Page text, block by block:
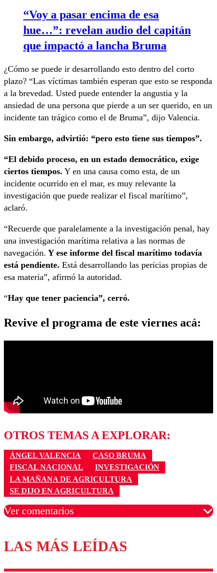
“Voy a pasar encima de esa
hue…”: revelan audio del capitán
que impactó a lancha Bruma
¿Cómo se puede ir desarrollando esto dentro del corto
plazo? “Las víctimas también esperan que esto se responda
a la brevedad. Usted puede entender la angustia y la
ansiedad de una persona que pierde a un ser querido, en un
incidente tan trágico como el de Bruma”, dijo Valencia.
Sin embargo, advirtió: “pero esto tiene sus tiempos”.
“El debido proceso, en un estado democrático, exige
ciertos tiempos. Y en una causa como esta, de un
incidente ocurrido en el mar, es muy relevante la
investigación que puede realizar el fiscal marítimo”,
aclaró.
“Recuerde que paralelamente a la investigación penal, hay
una investigación marítima relativa a las normas de
navegación. Y ese informe del fiscal marítimo todavía
está pendiente. Está desarrollando las pericias propias de
esa materia”, afirmó la autoridad.
“Hay que tener paciencia”, cerró.
Revive el programa de este viernes acá:
OTROS TEMAS A EXPLORAR:
ÁNGEL VALENCIA
CASO BRUMA
FISCAL NACIONAL
INVESTIGACIÓN
LA MAÑANA DE AGRICULTURA
SE DIJO EN AGRICULTURA
Ver comentarios
Los comentarios son moderados para garantizar un
diálogo respetuoso.
LAS MÁS LEÍDAS